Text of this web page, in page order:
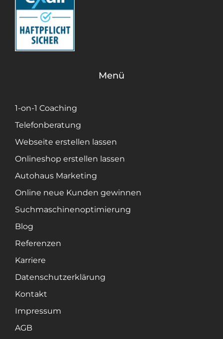
Menü
1-on-1 Coaching
Telefonberatung
Webseite erstellen lassen
Onlineshop erstellen lassen
Autohaus Marketing
Online neue Kunden gewinnen
Suchmaschinenoptimierung
Blog
Referenzen
Karriere
Datenschutzerklärung
Kontakt
Impressum
AGB